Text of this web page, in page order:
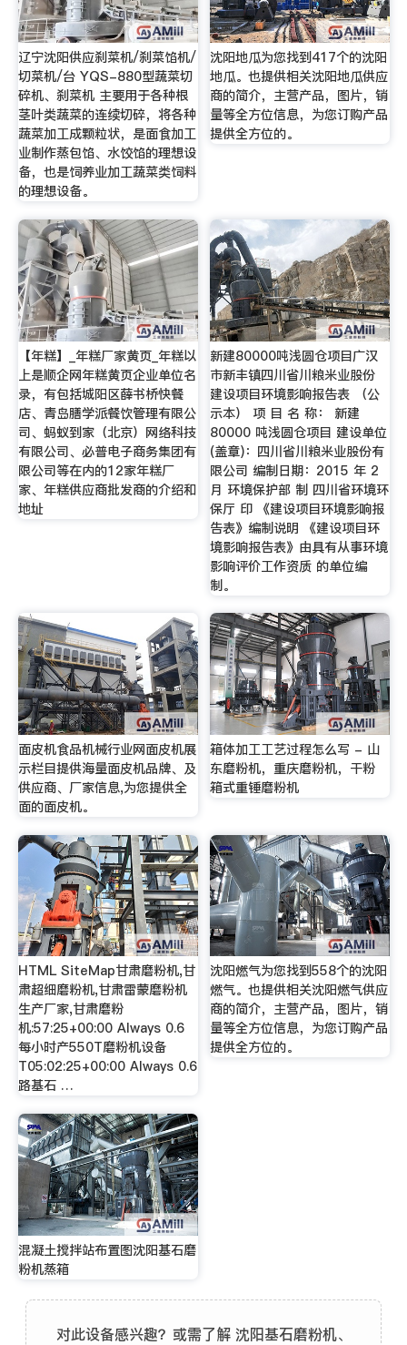
辽宁沈阳供应刹菜机/刹菜馅机/
切菜机/台 YQS-880型蔬菜切
碎机、刹菜机 主要用于各种根
茎叶类蔬菜的连续切碎，将各种
蔬菜加工成颗粒状，是面食加工
业制作蒸包馅、水饺馅的理想设
备，也是饲养业加工蔬菜类饲料
的理想设备。
沈阳地瓜为您找到417个的沈阳
地瓜。也提供相关沈阳地瓜供应
商的简介，主营产品，图片，销
量等全方位信息，为您订购产品
提供全方位的。
【年糕】_年糕厂家黄页_年糕以
上是顺企网年糕黄页企业单位名
录，有包括城阳区薛书桥快餐
店、青岛膳学派餐饮管理有限公
司、蚂蚁到家（北京）网络科技
有限公司、必普电子商务集团有
限公司等在内的12家年糕厂
家、年糕供应商批发商的介绍和
地址
新建80000吨浅圆仓项目广汉
市新丰镇四川省川粮米业股份
建设项目环境影响报告表 （公
示本） 项 目 名 称： 新建
80000 吨浅圆仓项目 建设单位
(盖章)：四川省川粮米业股份有
限公司 编制日期：2015 年 2
月 环境保护部 制 四川省环境环
保厅 印 《建设项目环境影响报
告表》编制说明 《建设项目环
境影响报告表》由具有从事环境
影响评价工作资质 的单位编
制。
面皮机食品机械行业网面皮机展
示栏目提供海量面皮机品牌、及
供应商、厂家信息,为您提供全
面的面皮机。
箱体加工工艺过程怎么写 - 山
东磨粉机，重庆磨粉机，干粉
箱式重锤磨粉机
HTML SiteMap甘肃磨粉机,甘
肃超细磨粉机,甘肃雷蒙磨粉机
生产厂家,甘肃磨粉
机:57:25+00:00 Always 0.6
每小时产550T磨粉机设备
T05:02:25+00:00 Always 0.6
路基石 …
沈阳燃气为您找到558个的沈阳
燃气。也提供相关沈阳燃气供应
商的简介，主营产品，图片，销
量等全方位信息，为您订购产品
提供全方位的。
混凝土搅拌站布置图沈阳基石磨
粉机蒸箱
对此设备感兴趣？或需了解 沈阳基石磨粉机、